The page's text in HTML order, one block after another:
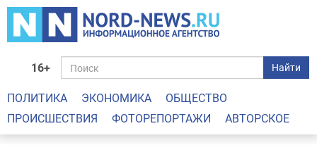
16+ Найти
ПОЛИТИКА ЭКОНОМИКА
ОБЩЕСТВО
ПРОИСШЕСТВИЯ
ФОТОРЕПОРТАЖИ АВТОРСКОЕ